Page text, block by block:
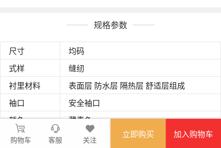
规格参数
尺寸 均码
式样 缝纫
衬里材料 表面层 防水层 隔热层 舒适层组成
袖口 安全袖口
颜色 藏青色
功能 消防手套
购物车 客服 关注
立即购买 加入购物车